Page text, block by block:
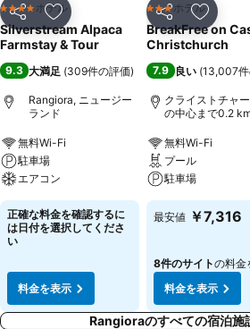
シェア お気に入りに追加
4 ホテルのランク
ホテル
Silverstream Alpaca
Farmstay & Tour
9.3 大満足 (309件の評価)
Rangiora, ニュージー
ランド
無料Wi-Fi
駐車場
エアコン
正確な料金を確認するに
は日付を選択してくださ
い
料金を表示
シェア お気に
3 ホテルのランク
ホテル
BreakFree on
Christchurch
7.9 良い (13,007件
クライストチャ
の中心まで0.2
無料Wi-Fi
プール
駐車場
最安値 ￥7,316
8件のサイトの料金
料金を表示
Rangioraのすべての宿泊施